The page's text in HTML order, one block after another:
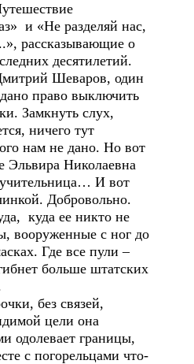
и «Не разделяй наc,
рассказывающие о
десятилетий.
Шеваров, один
право выключить
Замкнуть слух,
ничего тут
нам не дано. Но вот
Эльвира Николаевна
И вот
Добровольно.
куда ее никто не
вооруженные с ног до
Где все пули –
больше штатских
без связей,
цели она
одолевает границы,
с погорельцами что-